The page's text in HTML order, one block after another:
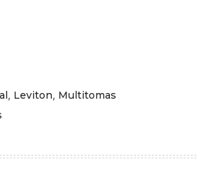
, Leviton, Multitomas